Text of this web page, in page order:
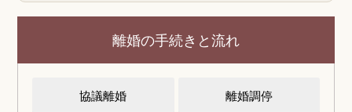
離婚の手続きと流れ
協議離婚 離婚調停